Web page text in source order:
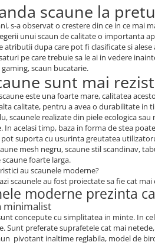
scaune la
s-a observat o crestere din ce in ce mai
unui scaun de calitate o importanta
atributii dupa care pot fi clasificate si
pe care trebuie sa le ai in vedere
gaming, scaun bucatarie.
sunt mai
este una foarte mare, calitatea
calitate, pentru a avea o durabilitate in
scaunele realizate din piele ecologica
In acelasi timp, baza in forma de stea
pot suporta cu usurinta greutatea
mesh negru, scaune stil scandinav,
scaune foarte larga.
au scaunele moderne?
scaunele au fost proiectate sa fie cat
moderne prezinta
minimalist
concepute cu simplitatea in minte. In
Sunt preferate suprafetele cat mai
pivotant inaltime reglabila, model de